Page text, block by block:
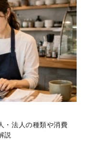
・法人の種類や消費
説